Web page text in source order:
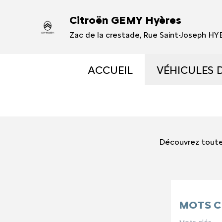
Citroën GEMY Hyères
Zac de la crestade, Rue Saint-Joseph
ACCUEIL VÉHICULES
Découvrez
MOTS